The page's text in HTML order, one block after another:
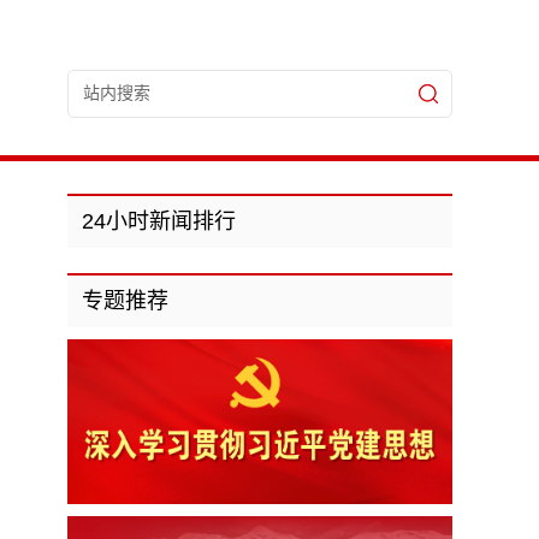
24小时新闻排行
专题推荐